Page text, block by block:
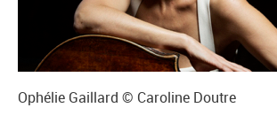
Ophélie Gaillard © Caroline Doutre